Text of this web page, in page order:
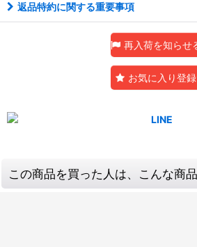
返品特約に関する重要事項
再入荷を知らせ
お気に入り登録
この商品を買った人は、こんな商